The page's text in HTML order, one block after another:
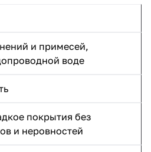
и примесей,
воде
покрытия без
и неровностей